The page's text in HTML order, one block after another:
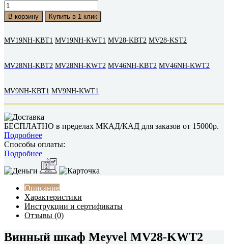
В корзину Купить в 1 клик
MV19NH-KBT1 MV19NH-KWT1 MV28-KBT2 MV28-KST2
MV28NH-KBT2 MV28NH-KWT2 MV46NH-KBT2 MV46NH-KWT2
MV9NH-KBT1 MV9NH-KWT1
БЕСПЛАТНО в пределах МКАД/КАД для заказов от 15000р.
Подробнее
Способы оплаты:
Подробнее
Описание
Характеристики
Инструкции и сертификаты
Отзывы (0)
Винный шкаф Meyvel MV28-KWT2